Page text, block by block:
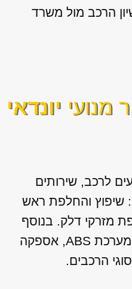
הרכב מול משרד
מנועי יונדאי
לרכב, שירותים
שיפוץ והחלפת ראש
מזרקי דלק. בנוסף
אנו מספקים שירותי תיקון מערכת ABS, אספקה
הרכבים.